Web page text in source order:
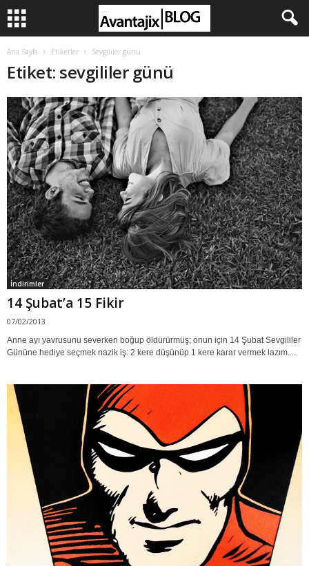
Ana Sayfa Etiketler Sevgililer günü
Etiket: sevgililer günü
İndirimler
14 Şubat’a 15 Fikir
07/02/2013
Anne ayı yavrusunu severken boğup öldürürmüş; onun için 14 Şubat Sevgililer
Gününe hediye seçmek nazik iş: 2 kere düşünüp 1 kere karar vermek lazım....